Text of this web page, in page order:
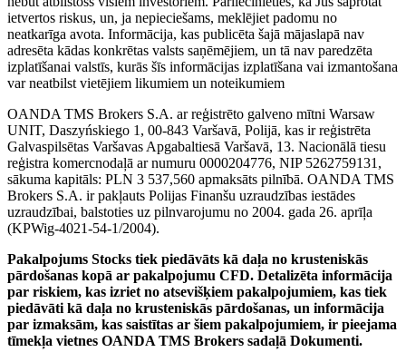
ietvertos riskus, un, ja nepieciešams, meklējiet padomu no
neatkarīga avota. Informācija, kas publicēta šajā mājaslapā nav
adresēta kādas konkrētas valsts saņēmējiem, un tā nav paredzēta
izplatīšanai valstīs, kurās šīs informācijas izplatīšana vai izmantošana
var neatbilst vietējiem likumiem un noteikumiem
OANDA TMS Brokers S.A. ar reģistrēto galveno mītni Warsaw
UNIT, Daszyńskiego 1, 00-843 Varšavā, Polijā, kas ir reģistrēta
Galvaspilsētas Varšavas Apgabaltiesā Varšavā, 13. Nacionālā tiesu
reģistra komercnodaļā ar numuru 0000204776, NIP 5262759131,
sākuma kapitāls: PLN 3 537,560 apmaksāts pilnībā. OANDA TMS
Brokers S.A. ir pakļauts Polijas Finanšu uzraudzības iestādes
uzraudzībai, balstoties uz pilnvarojumu no 2004. gada 26. aprīļa
(KPWig-4021-54-1/2004).
Pakalpojums Stocks tiek piedāvāts kā daļa no krusteniskās
pārdošanas kopā ar pakalpojumu CFD. Detalizēta informācija
par riskiem, kas izriet no atsevišķiem pakalpojumiem, kas tiek
piedāvāti kā daļa no krusteniskās pārdošanas, un informācija
par izmaksām, kas saistītas ar šiem pakalpojumiem, ir pieejama
tīmekļa vietnes OANDA TMS Brokers sadaļā Dokumenti.